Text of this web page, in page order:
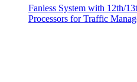
Fanless System with 12th/
Processors for Traffic